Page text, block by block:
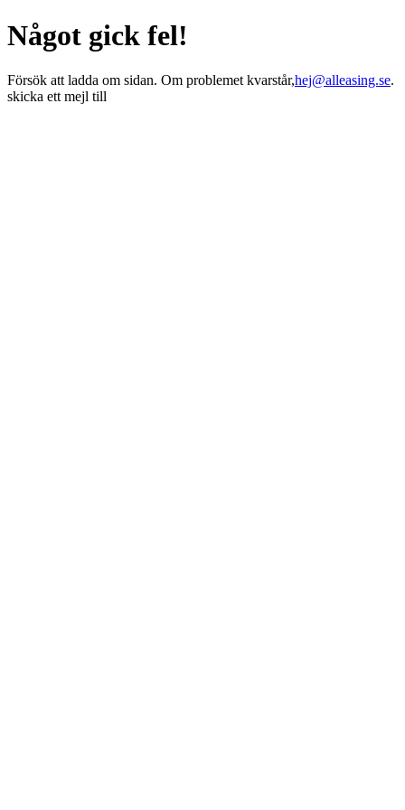
Något gick fel!
Försök att ladda om sidan. Om problemet kvarstår,hej@alleasing.se.
skicka ett mejl till